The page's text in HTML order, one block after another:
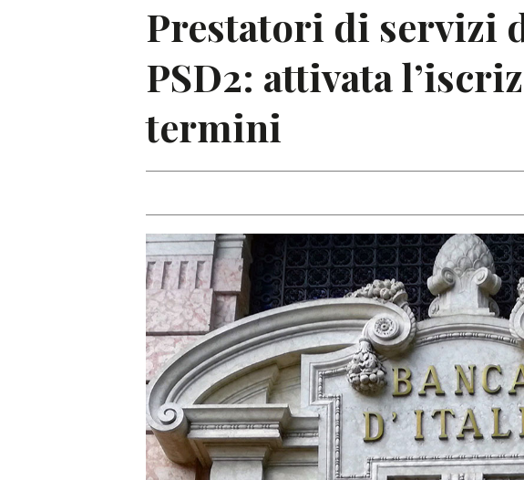
Prestatori di servizi
PSD2: attivata
termini